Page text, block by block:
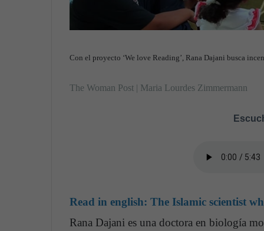
Con el proyecto ‘We love Reading’, Rana Dajani busca
The Woman Post | Maria Lourdes Zimmermann
Read in english: The Islamic scientist
Rana Dajani es una doctora en biología